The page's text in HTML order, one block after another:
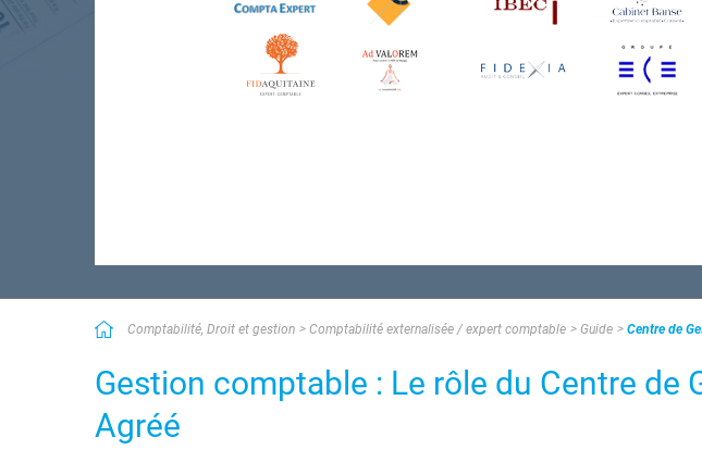
Comptabilité, Droit et gestion Comptabilité externalisée / expert comptable Guide Centre de
Gestion comptable : Le rôle du Centre de
Agréé